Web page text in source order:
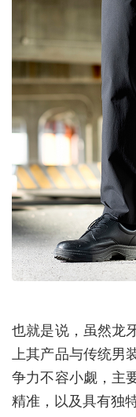
也就是说，虽然龙
上其产品与传统男
争力不容小觑，主
精准，以及具有独